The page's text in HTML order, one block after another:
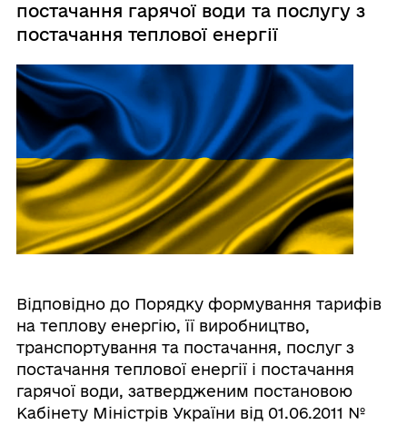
постачання гарячої води та послугу з
постачання теплової енергії
Відповідно до Порядку формування тарифів
на теплову енергію, її виробництво,
транспортування та постачання, послуг з
постачання теплової енергії і постачання
гарячої води, затвердженим постановою
Кабінету Міністрів України від 01.06.2011 №